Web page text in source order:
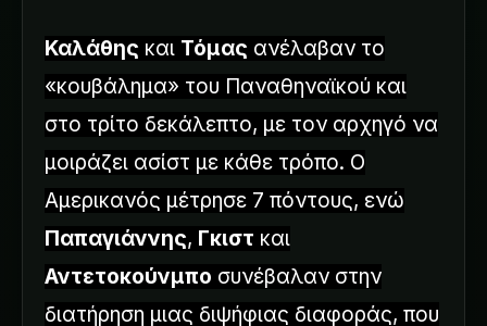
Καλάθης και Τόμας ανέλαβαν το
«κουβάλημα» του Παναθηναϊκού και
στο τρίτο δεκάλεπτο, με τον αρχηγό να
μοιράζει ασίστ με κάθε τρόπο. Ο
Αμερικανός μέτρησε 7 πόντους, ενώ
Παπαγιάννης, Γκιστ και
Αντετοκούνμπο συνέβαλαν στην
διατήρηση μιας διψήφιας διαφοράς, που